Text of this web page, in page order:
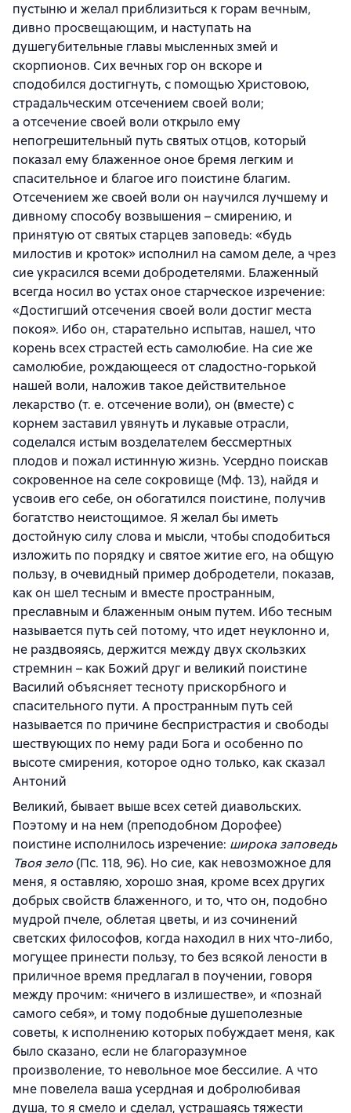
пустыню и желал приблизиться к горам вечным,
дивно просвещающим, и наступать на
душегубительные главы мысленных змей и
скорпионов. Сих вечных гор он вскоре и
сподобился достигнуть, с помощью Христовою,
страдальческим отсечением своей воли;
а отсечение своей воли открыло ему
непогрешительный путь святых отцов, который
показал ему блаженное оное бремя легким и
спасительное и благое иго поистине благим.
Отсечением же своей воли он научился лучшему и
дивному способу возвышения – смирению, и
принятую от святых старцев заповедь: «будь
милостив и кроток» исполнил на самом деле, а чрез
сие украсился всеми добродетелями. Блаженный
всегда носил во устах оное старческое изречение:
«Достигший отсечения своей воли достиг места
покоя». Ибо он, старательно испытав, нашел, что
корень всех страстей есть самолюбие. На сие же
самолюбие, рождающееся от сладостно-горькой
нашей воли, наложив такое действительное
лекарство (т. е. отсечение воли), он (вместе) с
корнем заставил увянуть и лукавые отрасли,
соделался истым возделателем бессмертных
плодов и пожал истинную жизнь. Усердно поискав
сокровенное на селе сокровище (Мф. 13), найдя и
усвоив его себе, он обогатился поистине, получив
богатство неистощимое. Я желал бы иметь
достойную силу слова и мысли, чтобы сподобиться
изложить по порядку и святое житие его, на общую
пользу, в очевидный пример добродетели, показав,
как он шел тесным и вместе пространным,
преславным и блаженным оным путем. Ибо тесным
называется путь сей потому, что идет неуклонно и,
не раздвояясь, держится между двух скользких
стремнин – как Божий друг и великий поистине
Василий объясняет тесноту прискорбного и
спасительного пути. А пространным путь сей
называется по причине беспристрастия и свободы
шествующих по нему ради Бога и особенно по
высоте смирения, которое одно только, как сказал
Антоний
Великий, бывает выше всех сетей диавольских.
Поэтому и на нем (преподобном Дорофее)
поистине исполнилось изречение: широка заповедь
Твоя зело(Пс. 118, 96). Но сие, как невозможное для
меня, я оставляю, хорошо зная, кроме всех других
добрых свойств блаженного, и то, что он, подобно
мудрой пчеле, облетая цветы, и из сочинений
светских философов, когда находил в них что-либо,
могущее принести пользу, то без всякой лености в
приличное время предлагал в поучении, говоря
между прочим: «ничего в излишестве», и «познай
самого себя», и тому подобные душеполезные
советы, к исполнению которых побуждает меня, как
было сказано, если не благоразумное
произволение, то невольное мое бессилие. А что
мне повелела ваша усердная и добролюбивая
душа, то я смело и сделал, устрашаясь тяжести